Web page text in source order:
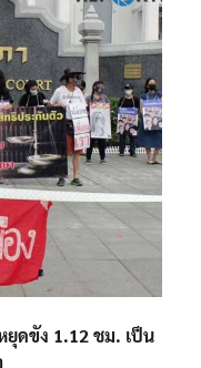
ดขัง 1.12 ชม. เป็น